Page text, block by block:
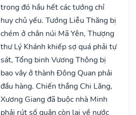
trong đó hầu hết các tướng chỉ
huy chủ yếu. Tướng Liễu Thăng bị
chém ở chân núi Mã Yên, Thượng
thư Lý Khánh khiếp sợ quá phải tự
sát, Tổng binh Vương Thông bị
bao vây ở thành Đông Quan phải
đầu hàng. Chiến thắng Chi Lăng,
Xương Giang đã buộc nhà Minh
phải rút số quân còn lại về nước